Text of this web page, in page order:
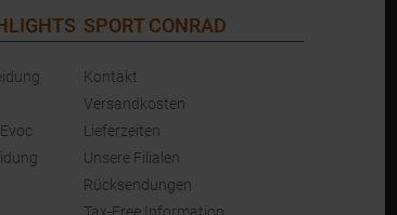
SPORT CONRAD
Kontakt
Versandkosten
Lieferzeiten
Unsere Filialen
Rücksendungen